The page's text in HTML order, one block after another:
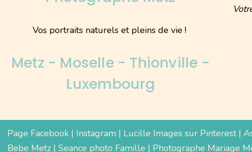
Vos portraits naturels et pleins de vie !
Metz - Moselle - Thionville -
Luxembourg
Page Facebook | Instagram | Lucille Images sur Pinterest|
Bebe Metz | Seance photo Famille | Photographe Mariage